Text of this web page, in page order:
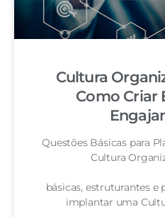
Cultura
Como Criar
Questões Básicas para
Cultura
Essas
básicas, estruturantes e
implantar uma